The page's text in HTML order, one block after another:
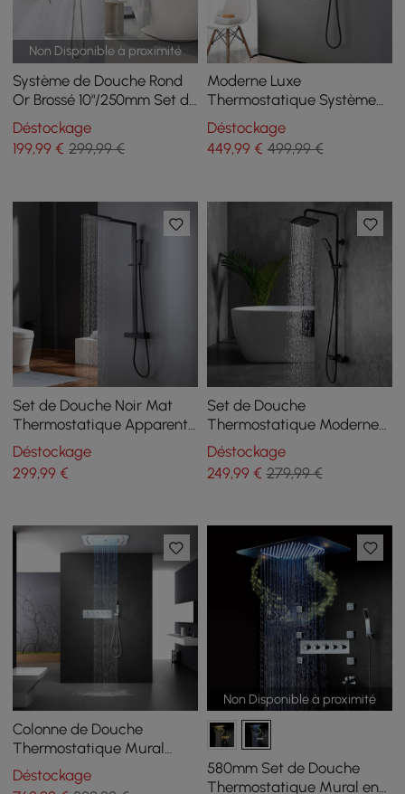
Non Disponible à proximité
Système de Douche Rond
Or Brossé 10"/250mm Set de
Douche avec Douche à
Main Laiton Massif
Déstockage
199,99 € 299,99 €
Moderne Luxe
Thermostatique Système
de Douche Mural Douche à
Pluie en Laiton Massif Noir
Mat Ensemble de Douche
Déstockage
449,99€ 499,99 €
Set de Douche Noir Mat
Thermostatique Apparent
avec Douchette à Main
Déstockage
299,99 €
Set de Douche
Thermostatique Moderne
avec Douchette en Noir
Mat
Déstockage
249,99€ 279,99 €
Colonne de Douche
Thermostatique Mural
380mm×580mm Chrome
Pluie 4 Fonctions
Déstockage
Non Disponible à proximité
580mm Set de Douche
Thermostatique Mural en